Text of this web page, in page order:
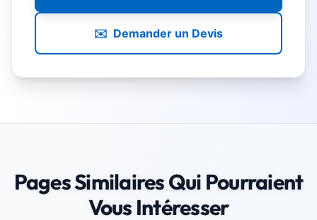
✉️ Demander un Devis
Pages Similaires Qui Pourraient
Vous Intéresser